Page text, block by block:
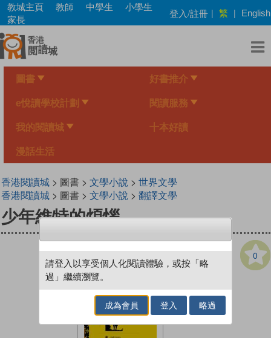
Skip
main
content
教城主頁 教師 中學生
小學生
家長
登入/註冊 | 繁 | English
圖書 好書推介
e悅讀學校計劃 閱讀服務
我的閱讀城 十本好讀
漫話生活
香港閱讀城> 圖書 > 文學小說 > 世界文學
香港閱讀城> 圖書 > 文學小說 > 翻譯文學
少年維特的煩惱
0
請登入以享受個人化閱讀體驗，或按「略
過」繼續瀏覽。
成為會員 登入 略過